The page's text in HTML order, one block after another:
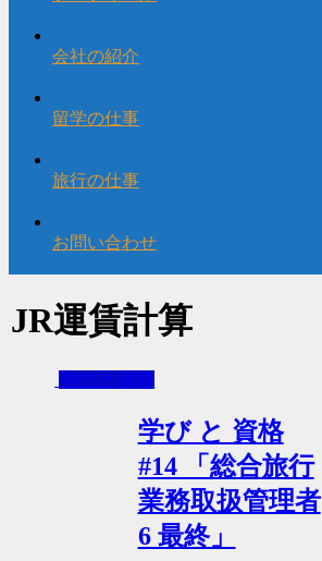
会社の紹介
留学の仕事
旅行の仕事
お問い合わせ
JR運賃計算
学び と 資格
学び と 資格
#14 「総合旅行
業務取扱管理者
6 最終」